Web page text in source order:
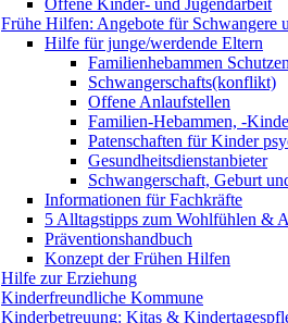
Offene Kinder- und Jugendarbeit
Frühe Hilfen: Angebote für Schwangere
Hilfe für junge/werdende Eltern
Familienhebammen
Schwangerschafts(konflikt)
Offene Anlaufstellen
Familien-Hebammen, -
Patenschaften für Kinder
Gesundheitsdienstanbieter
Schwangerschaft, Geburt
Informationen für Fachkräfte
5 Alltagstipps zum Wohlfühlen &
Präventionshandbuch
Konzept der Frühen Hilfen
Hilfe zur Erziehung
Kinderfreundliche Kommune
Kinderbetreuung: Kitas &